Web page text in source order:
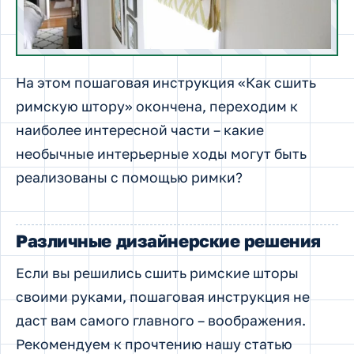
На этом пошаговая инструкция «Как сшить
римскую штору» окончена, переходим к
наиболее интересной части – какие
необычные интерьерные ходы могут быть
реализованы с помощью римки?
Различные дизайнерские решения
Если вы решились сшить римские шторы
своими руками, пошаговая инструкция не
даст вам самого главного – воображения.
Рекомендуем к прочтению нашу статью